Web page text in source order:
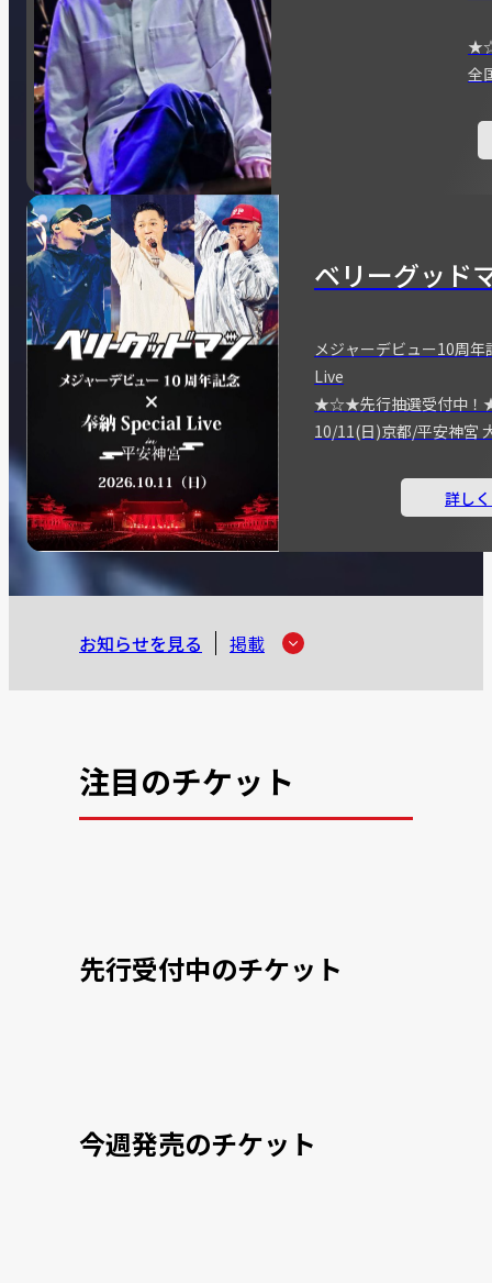
全
ベリーグッド
メジャーデビュー10周
Live
★☆★先行抽選受付中
10/11(日)京都/平安神宮
詳し
お知らせを見る 掲載
注目のチケット
先行受付中のチケット
今週発売のチケット